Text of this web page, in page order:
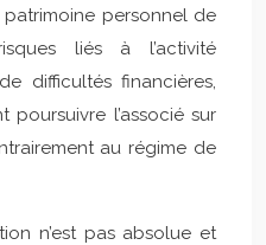
personnel de
liés à l’activité
difficultés financières,
poursuivre l’associé sur
au régime de
n’est pas absolue et